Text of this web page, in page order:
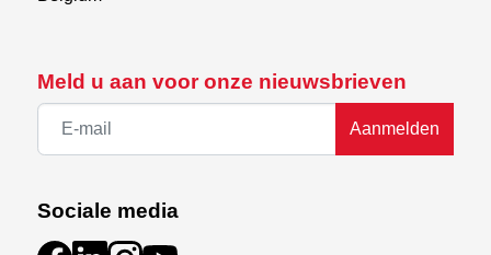
Meld u aan voor onze nieuwsbrieven
Aanmelden
Sociale media